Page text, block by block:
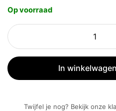
Op voorraad
Apple
iPhone
Pro
1TB
In winkelwagen
Twijfel je nog? Bekijk onze